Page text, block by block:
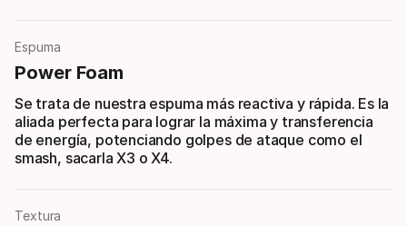
Espuma
Power Foam
Se trata de nuestra espuma más reactiva y rápida. Es la
aliada perfecta para lograr la máxima y transferencia
de energía, potenciando golpes de ataque como el
smash, sacarla X3 o X4.
Textura